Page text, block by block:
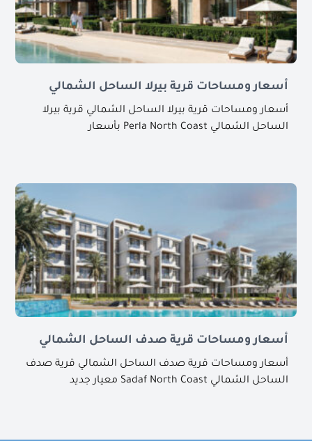
أسعار ومساحات قرية بيرلا الساحل الشمالي
أسعار ومساحات قرية بيرلا الساحل الشمالي قرية بيرلا
الساحل الشمالي Perla North Coast بأسعار
أسعار ومساحات قرية صدف الساحل الشمالي
أسعار ومساحات قرية صدف الساحل الشمالي قرية صدف
الساحل الشمالي Sadaf North Coast معيار جديد